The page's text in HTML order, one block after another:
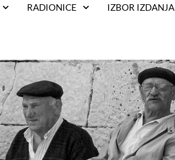
RADIONICE IZBOR IZDANJA